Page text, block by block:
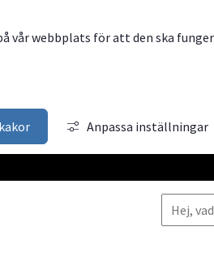
vår webbplats för att den ska
Anpassa inställningar